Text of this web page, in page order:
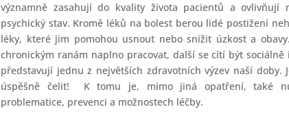
významně zasahují do kvality života pacientů a ovlivňují
psychický stav. Kromě léků na bolest berou lidé postižení
léky, které jim pomohou usnout nebo snížit úzkost a
chronickým ranám naplno pracovat, další se cítí být
představují jednu z největších zdravotních výzev naší doby.
úspěšně čelit! K tomu je, mimo jiná opatření, také
problematice, prevenci a možnostech léčby.